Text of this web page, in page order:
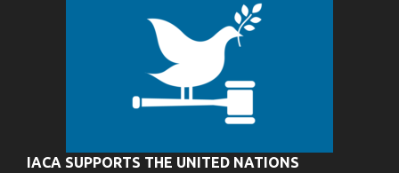
IACA SUPPORTS THE UNITED NATIONS